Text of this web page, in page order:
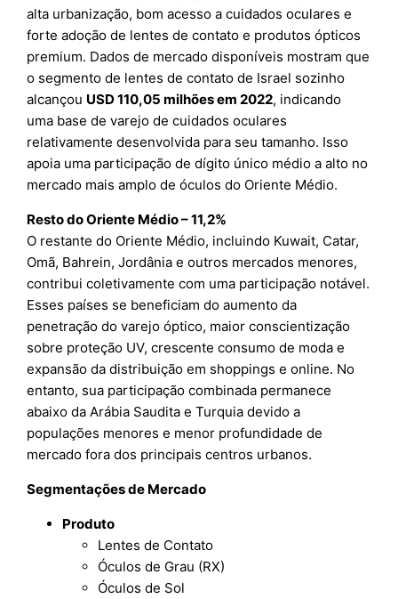
alta urbanização, bom acesso a cuidados oculares e
forte adoção de lentes de contato e produtos ópticos
premium. Dados de mercado disponíveis mostram que
o segmento de lentes de contato de Israel sozinho
alcançou USD 110,05 milhões em 2022, indicando
uma base de varejo de cuidados oculares
relativamente desenvolvida para seu tamanho. Isso
apoia uma participação de dígito único médio a alto no
mercado mais amplo de óculos do Oriente Médio.
Resto do Oriente Médio – 11,2%
O restante do Oriente Médio, incluindo Kuwait, Catar,
Omã, Bahrein, Jordânia e outros mercados menores,
contribui coletivamente com uma participação notável.
Esses países se beneficiam do aumento da
penetração do varejo óptico, maior conscientização
sobre proteção UV, crescente consumo de moda e
expansão da distribuição em shoppings e online. No
entanto, sua participação combinada permanece
abaixo da Arábia Saudita e Turquia devido a
populações menores e menor profundidade de
mercado fora dos principais centros urbanos.
Segmentações de Mercado
Produto
Lentes de Contato
Óculos de Grau (RX)
Óculos de Sol